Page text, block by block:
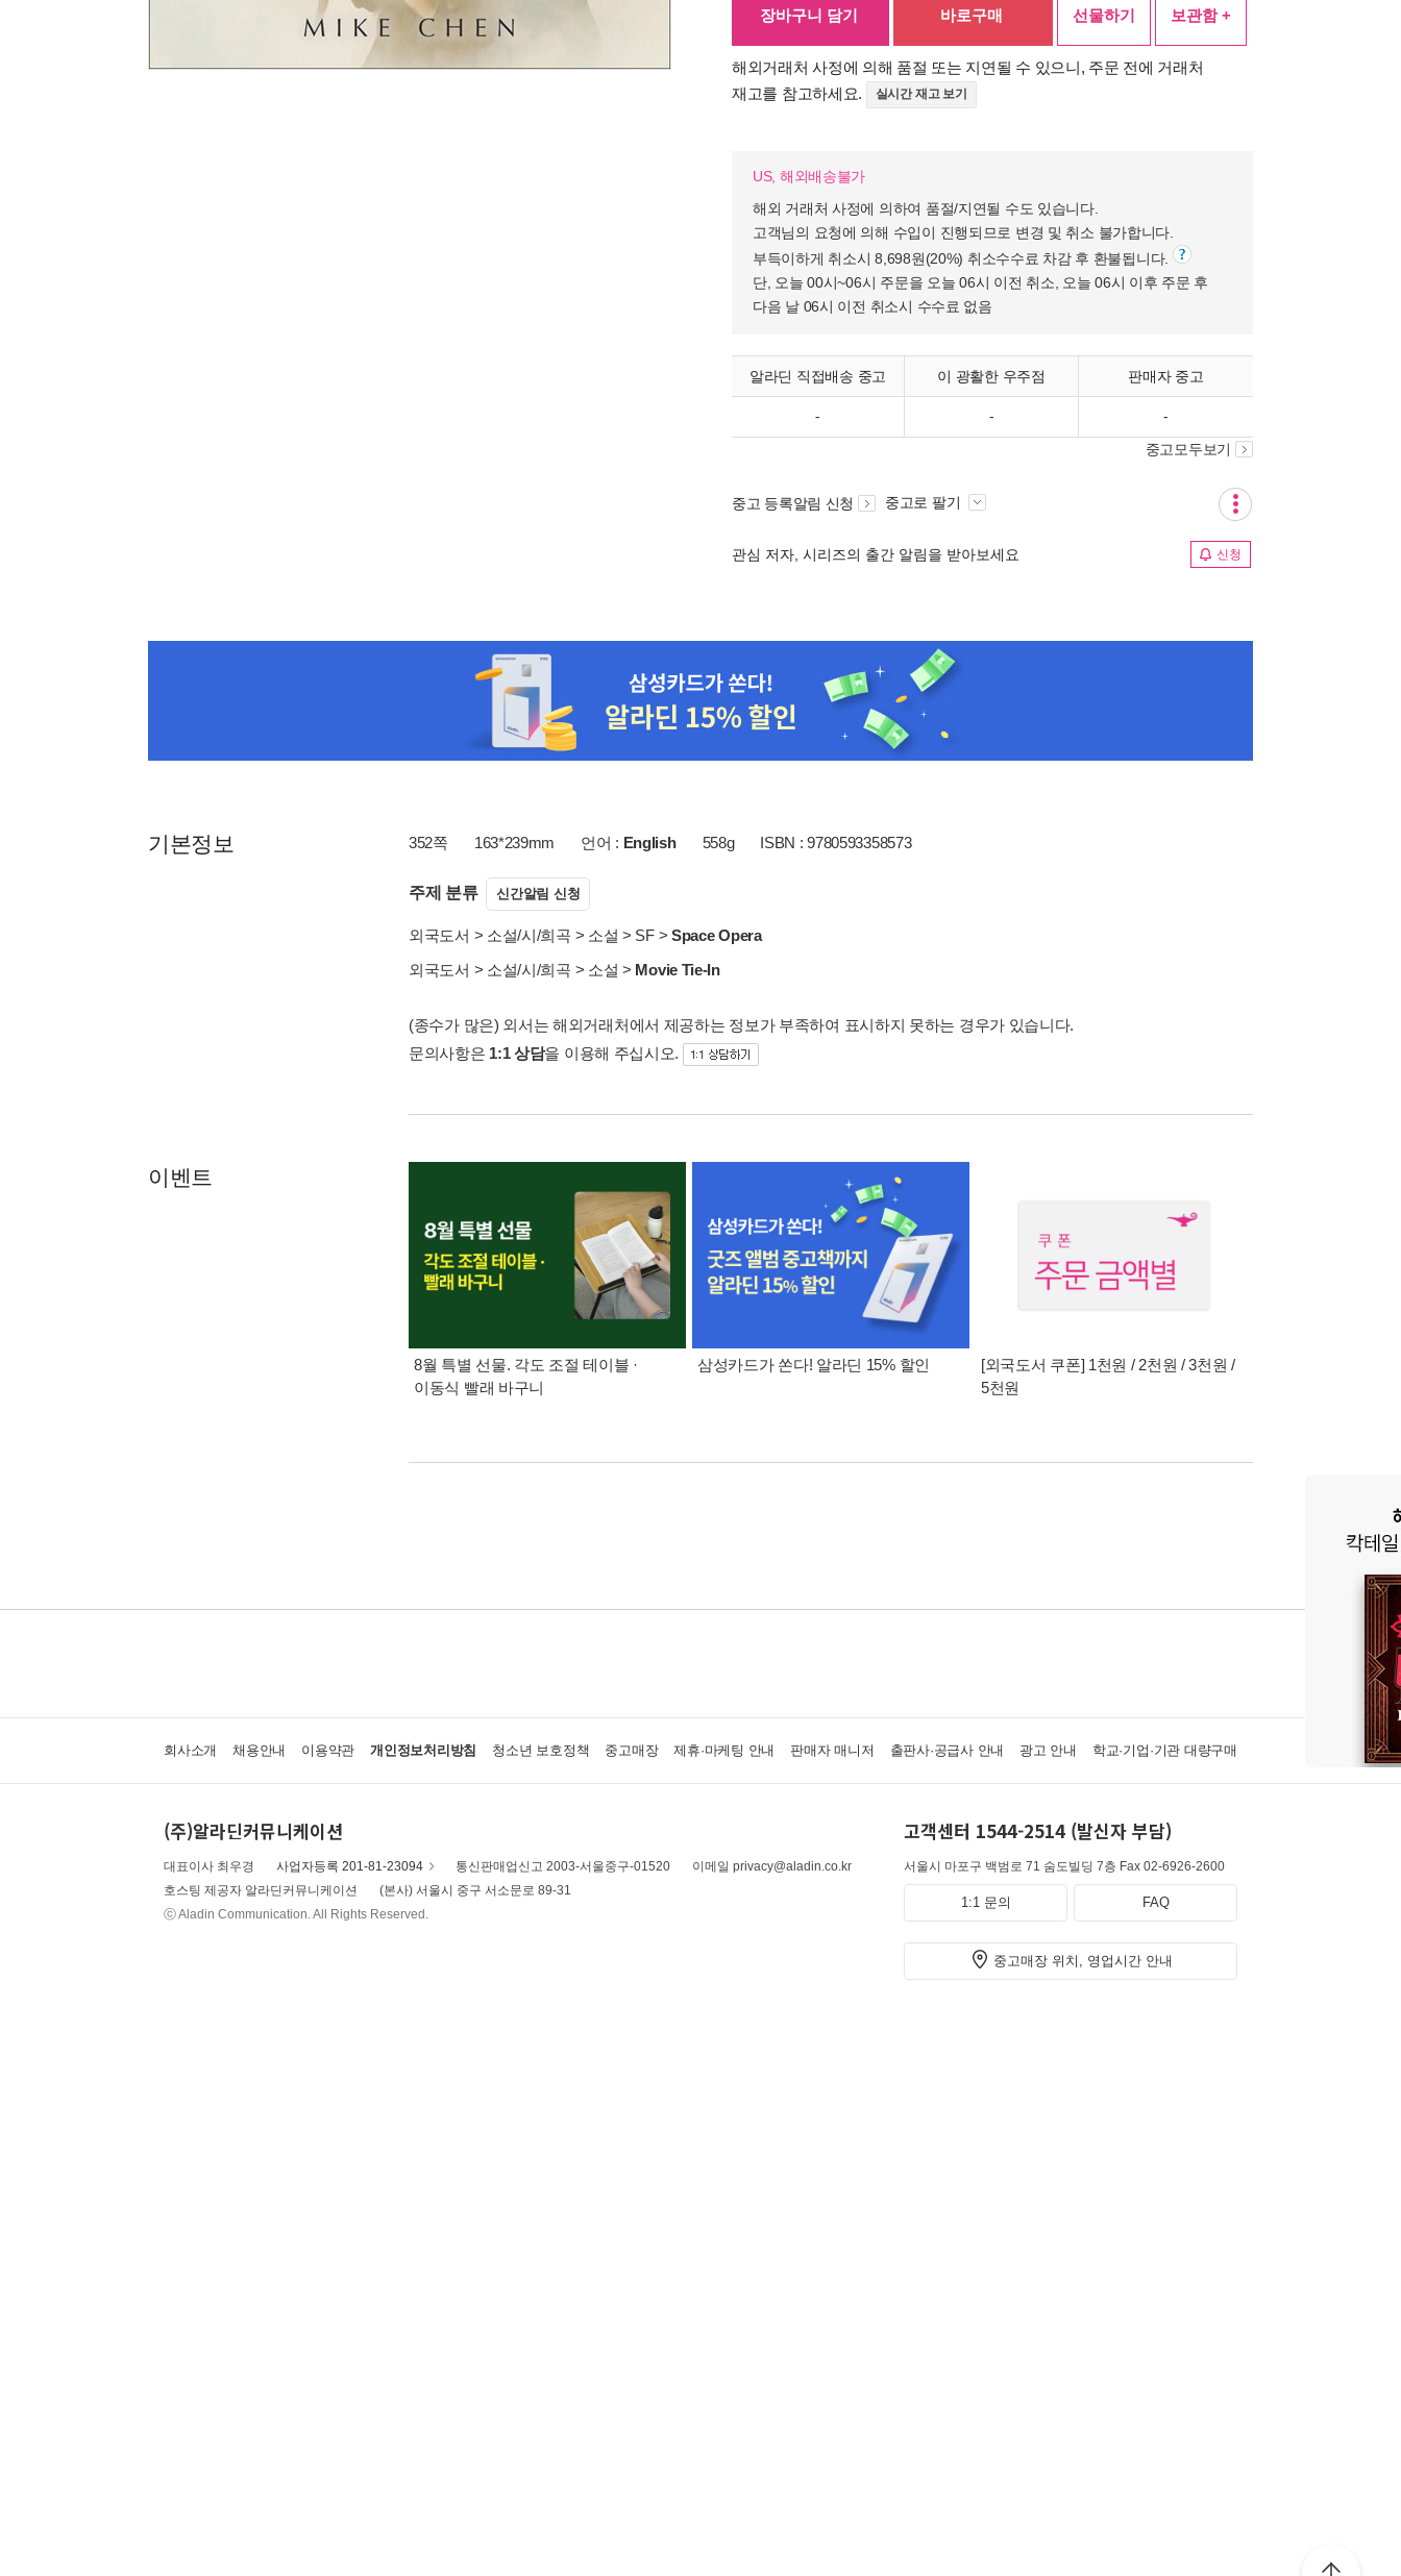
장바구니 담기 바로구매 선물하기 보관함 +
해외거래처 사정에 의해 품절 또는 지연될 수 있으니, 주문 전에 거래처
재고를 참고하세요.
실시간 재고 보기
US, 해외배송불가
해외 거래처 사정에 의하여 품절/지연될 수도 있습니다.
고객님의 요청에 의해 수입이 진행되므로 변경 및 취소 불가합니다.
부득이하게 취소시 8,698원(20%) 취소수수료 차감 후 환불됩니다.
단, 오늘 00시~06시 주문을 오늘 06시 이전 취소, 오늘 06시 이후 주문 후
다음 날 06시 이전 취소시 수수료 없음
알라딘 직접배송 중고 이 광활한 우주점 판매자 중고
- - -
중고모두보기
중고 등록알림 신청 중고로 팔기
관심 저자, 시리즈의 출간 알림을 받아보세요 신청
기본정보 352쪽 163*239mm 언어 : English 558g ISBN : 9780593358573
주제 분류 신간알림 신청
외국도서 > 소설/시/희곡 > 소설 > SF> Space Opera
외국도서 > 소설/시/희곡 > 소설 > Movie Tie-In
(종수가 많은) 외서는 해외거래처에서 제공하는 정보가 부족하여 표시하지 못하는 경우가 있습니다.
문의사항은 1:1 상담을 이용해 주십시오.
이벤트
8월 특별 선물. 각도 조절 테이블 ·
이동식 빨래 바구니
삼성카드가 쏜다! 알라딘 15% 할인
[외국도서 쿠폰] 1천원 / 2천원 / 3천원 /
5천원
회사소개 채용안내 이용약관 개인정보처리방침 청소년 보호정책 중고매장 제휴·마케팅 안내 판매자 매니저 출판사·공급사 안내 광고 안내 학교·기업·기관 대량구매
(주)알라딘커뮤니케이션
대표이사 최우경 사업자등록 201-81-23094 통신판매업신고 2003-서울중구-01520
이메일 privacy@aladin.co.kr
호스팅 제공자 알라딘커뮤니케이션
(본사) 서울시 중구 서소문로 89-31
ⓒ Aladin Communication. All Rights Reserved.
고객센터 1544-2514 (발신자 부담)
서울시 마포구 백범로 71 숨도빌딩 7층 Fax 02-6926-2600
1:1 문의 FAQ
중고매장 위치, 영업시간 안내